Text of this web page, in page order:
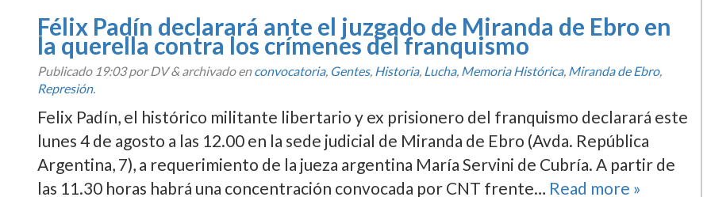
Félix Padí­n declarará ante el juzgado de Miranda de Ebro en
la querella contra los crí­menes del franquismo
Publicado 19:03por DV&archivado enconvocatoria, Gentes, Historia, Lucha, Memoria Histórica, Miranda de Ebro,
Represión.
Felix Padí­n, el histórico militante libertario y ex prisionero del franquismo declarará este
lunes 4 de agosto a las 12.00 en la sede judicial de Miranda de Ebro (Avda. República
Argentina, 7), a requerimiento de la jueza argentina Marí­a Servini de Cubrí­a. A partir de
las 11.30 horas habrá una concentración convocada por CNT frente… Read more »